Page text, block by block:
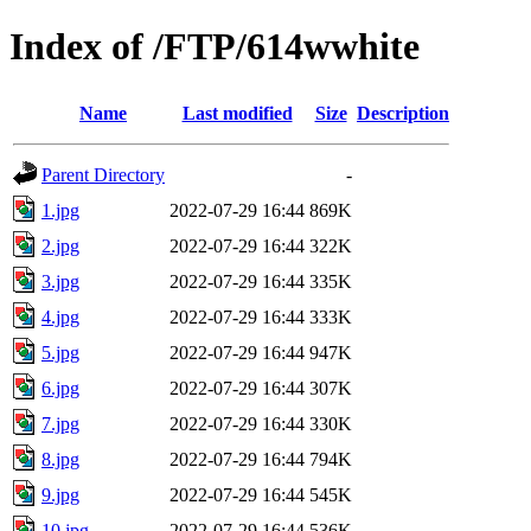
Index of /FTP/614wwhite
Name Last modified Size Description
Parent Directory
-
1.jpg
2022-07-29 16:44 869K
2.jpg
2022-07-29 16:44 322K
3.jpg
2022-07-29 16:44 335K
4.jpg
2022-07-29 16:44 333K
5.jpg
2022-07-29 16:44 947K
6.jpg
2022-07-29 16:44 307K
7.jpg
2022-07-29 16:44 330K
8.jpg
2022-07-29 16:44 794K
9.jpg
2022-07-29 16:44 545K